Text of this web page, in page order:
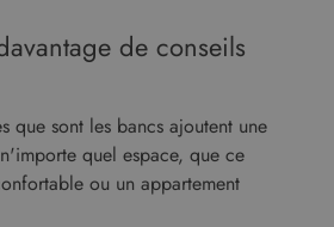
de conseils
que sont les bancs ajoutent une
quel espace, que ce
ou un appartement